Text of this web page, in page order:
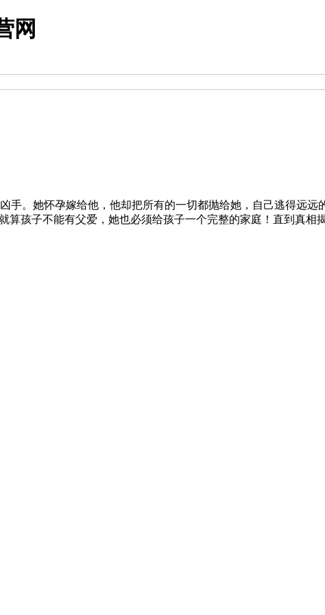
网
手。她怀孕嫁给他，他却把所有的一切都抛给她，自己逃得远远
算孩子不能有父爱，她也必须给孩子一个完整的家庭！直到真